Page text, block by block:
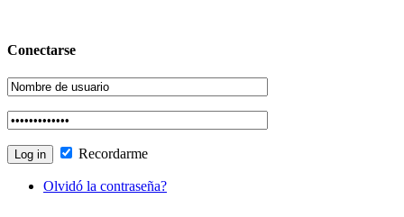
Conectarse
Recordarme
Olvidó la contraseña?